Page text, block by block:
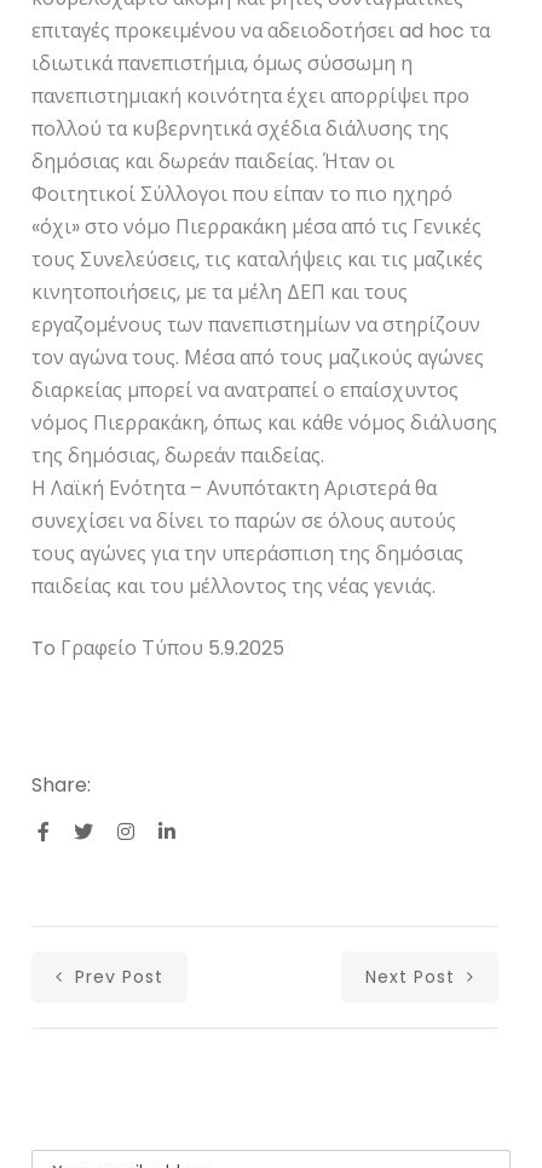
επιταγές προκειμένου να αδειοδοτήσει ad hoc τα
ιδιωτικά πανεπιστήμια, όμως σύσσωμη η
πανεπιστημιακή κοινότητα έχει απορρίψει προ
πολλού τα κυβερνητικά σχέδια διάλυσης της
δημόσιας και δωρεάν παιδείας. Ήταν οι
Φοιτητικοί Σύλλογοι που είπαν το πιο ηχηρό
«όχι» στο νόμο Πιερρακάκη μέσα από τις Γενικές
τους Συνελεύσεις, τις καταλήψεις και τις μαζικές
κινητοποιήσεις, με τα μέλη ΔΕΠ και τους
εργαζομένους των πανεπιστημίων να στηρίζουν
τον αγώνα τους. Μέσα από τους μαζικούς αγώνες
διαρκείας μπορεί να ανατραπεί ο επαίσχυντος
νόμος Πιερρακάκη, όπως και κάθε νόμος διάλυσης
της δημόσιας, δωρεάν παιδείας.
Η Λαϊκή Ενότητα – Ανυπότακτη Αριστερά θα
συνεχίσει να δίνει το παρών σε όλους αυτούς
τους αγώνες για την υπεράσπιση της δημόσιας
παιδείας και του μέλλοντος της νέας γενιάς.
To Γραφείο Τύπου 5.9.2025
Share:
Prev Post Next Post